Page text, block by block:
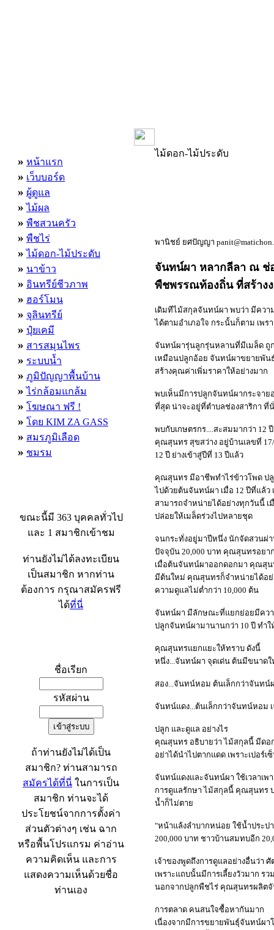
» หน้าแรก
» เว็บบอร์ด
» ผู้ดูแล
» ไม้ผล
» พืชสวนครัว
» พืชไร่
» ไม้ดอก-ไม้ประดับ
» นาข้าว
» อินทรีย์ชีวภาพ
» ฮอร์โมน
» จุลินทรีย์
» ปุ๋ยเคมี
» สารสมุนไพร
» ระบบน้ำ
» ภูมิปัญญาพื้นบ้าน
» ไร่กล้อมแกล้ม
» โฆษณา ฟรี !
» โดย KIM ZA GASS
» สมรภูมิเลือด
» ชมรม
ขณะนี้มี 363 บุคคลทั่วไป
และ 1 สมาชิกเข้าชม
ท่านยังไม่ได้ลงทะเบียน
เป็นสมาชิก หากท่าน
ต้องการ กรุณาสมัครฟรี
ได้ที่นี่
ชื่อเรียก
รหัสผ่าน
ถ้าท่านยังไม่ได้เป็น
สมาชิก? ท่านสามารถ
สมัครได้ที่นี่ ในการเป็น
สมาชิก ท่านจะได้
ประโยชน์จากการตั้งค่า
ส่วนตัวต่างๆ เช่น ฉาก
หรือพื้นโปรแกรม ค่าอ่าน
ความคิดเห็น และการ
แสดงความเห็นด้วยชื่อ
ท่านเอง
ไม้ดอก-ไม้ประดับ
พานิชย์ ยศปัญญา
จันทน์ผา หลากลีลา ณ ช่
พืชพรรณท้องถิ่น ที่สร้างง
เดิมทีไม้สกุลจันทน์ผา พบว่า มีคว
ได้ตามอำเภอใจ กระนั้นก็ตาม เพ
จันทน์ผารุ่นลูกรุ่นหลานที่มีเมล็ด ถู
เหมือนปลูกอ้อย จันทน์ผาขยายพัน
สร้างคุณค่าเพิ่มราคาให้อย่างมาก
พบเห็นมีการปลูกจันทน์ผากระจาย
ที่สุด น่าจะอยู่ที่ตำบลช่องสาริกา ที่
พบกับเกษตรกร....สะสมมากว่า 12
คุณสุนทร สุขสว่าง อยู่บ้านเลขที่
12 ปี ย่างเข้าสู่ปีที่ 13 ปีแล้ว
คุณสุนทร มีอาชีพทำไร่ข้าวโพด ป
ไปด้วยต้นจันทน์ผา เมื่อ 12 ปีที่แล้ว
สามารถจำหน่ายได้อย่างทุกวันนี้
ปล่อยให้เมล็ดร่วงไปหลายชุด
จนกระทั่งอยู่มาปีหนึ่ง นักจัดสวนผ่
ปัจจุบัน 20,000 บาท คุณสุนทรอยา
เมื่อต้นจันทน์ผาออกดอกมา คุณสุน
มีต้นใหม่ คุณสุนทรก็จำหน่ายได้อย่
ความดูแลไม่ต่ำกว่า 10,000 ต้น
จันทน์ผา มีลักษณะที่แยกย่อยมีคว
ปลูกจันทน์ผามานานกว่า 10 ปี ทำ
คุณสุนทรแยกแยะให้ทราบ ดังนี้
หนึ่ง...จันทน์ผา จุดเด่น ต้นมีขนาด
สอง...จันทน์หอม ต้นเล็กกว่าจันทน์
จันทน์แดง...ต้นเล็กกว่าจันทน์หอม
ปลูก และดูแล อย่างไร
คุณสุนทร อธิบายว่า ไม้สกุลนี้ มีดอ
อย่าได้นำไปตากแดด เพราะเปอร์
จันทน์แดงและจันทน์ผา ใช้เวลาเพ
การดูแลรักษา ไม้สกุลนี้ คุณสุนทร
น้ำก็ไม่ตาย
"หน้าแล้งลำบากหน่อย ใช้น้ำประปา
200,000 บาท ชาวบ้านสมทบอีก
เจ้าของพูดถึงการดูแลอย่างอื่นว่า
เพราะแถบนั้นมีการเลี้ยงวัวมาก ร
นอกจากปลูกพืชไร่ คุณสุนทรผลิตจัน
การตลาด คนสนใจซื้อหากันมาก
เนื่องจากมีการขยายพันธุ์จันทน์ผ